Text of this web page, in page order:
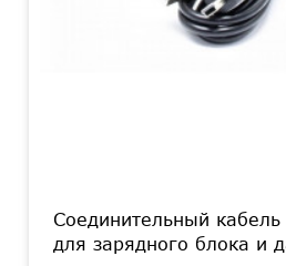
Соединительный кабель
для зарядного блока и